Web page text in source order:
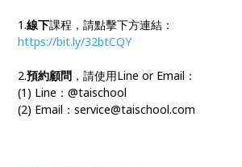
1.線下課程，請點擊下方連結：
https://bit.ly/32btCQY
2.預約顧問 ，請使用Line or Email：
(1) Line：@taischool
(2) Email：service@taischool.com